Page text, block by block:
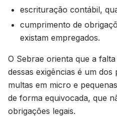
escrituração contábil,
cumprimento de
existam empregados.
O Sebrae orienta que a
dessas exigências é um dos
multas em micro e
de forma equivocada, que
obrigações legais.